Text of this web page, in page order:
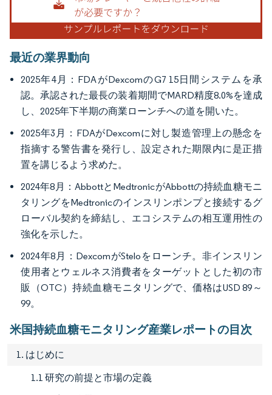
最近の業界動向
2025年4月：FDAがDexcomのG7 15日間システムを承
認。承認された最長の装着期間でMARD精度8.0%を達成
し、2025年下半期の商業ローンチへの道を開いた。
2025年3月：FDAがDexcomに対し製造管理上の懸念を
指摘する警告書を発行し、設定された期限内に是正措
置を講じるよう求めた。
2024年8月：AbbottとMedtronicがAbbottの持続血糖モニ
タリングをMedtronicのインスリンポンプと接続するグ
ローバル契約を締結し、エコシステムの相互運用性の
強化を示した。
2024年8月：DexcomがSteloをローンチ。非インスリン
使用者とウェルネス消費者をターゲットとした初の市
販（OTC）持続血糖モニタリングで、価格はUSD 89～
99。
米国持続血糖モニタリング産業レポートの目次
1. はじめに
1.1 研究の前提と市場の定義